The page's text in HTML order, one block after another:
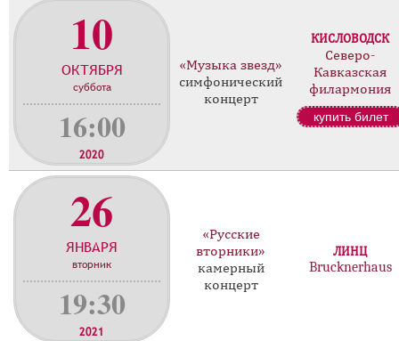
к
р
о
10
ОКТЯБРЯ
суббота
16:00
2020
«Музыка звезд»
симфонический
концерт
КИСЛОВОДСК
Северо-
Кавказская
филармония
купить билет
26
ЯНВАРЯ
вторник
19:30
2021
«Русские
вторники»
камерный
концерт
ЛИНЦ
Brucknerhaus